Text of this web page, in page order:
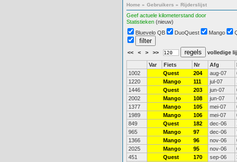
Home » Gebruikers » Rijderslijst
Geef actuele kilometerstand door
Statistieken (nieuw)
Bluevelo QB DuoQuest Mango
<< < > >> volledige
Var Fiets Nr Afg
1002
Quest 204 aug-07
1220
Mango 111 jul-07
1446
Quest 203 jun-07
2002
Mango 108 jun-07
1377
Mango 105 mei-07
1989
Mango 106 mei-07
849
Quest 182 dec-06
965
Mango 97 dec-06
1366
Mango 96 nov-06
2025
Mango 95 nov-06
451
Quest 170 sep-06